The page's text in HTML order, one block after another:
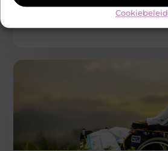
Cookiebeleid
Waar vroeger analoge portofoons de